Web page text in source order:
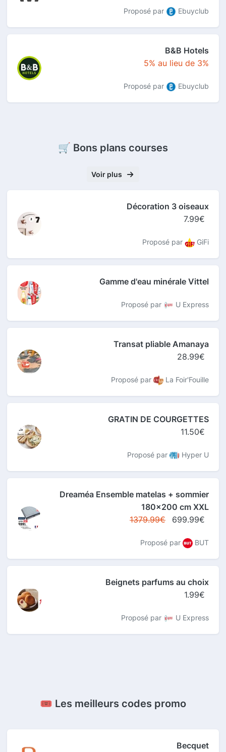
Proposé par Ebuyclub
B&B Hotels
5% au lieu de 3%
Proposé par Ebuyclub
🛒 Bons plans courses
Voir plus
Décoration 3 oiseaux
7.99€
Proposé par GiFi
Gamme d'eau minérale Vittel
Proposé par U Express
Transat pliable Amanaya
28.99€
Proposé par La Foir'Fouille
GRATIN DE COURGETTES
11.50€
Proposé par Hyper U
Dreaméa Ensemble matelas + sommier
180x200 cm XXL
1379.99€
699.99€
Proposé par BUT
Beignets parfums au choix
1.99€
Proposé par U Express
🎟️ Les meilleurs codes promo
Becquet